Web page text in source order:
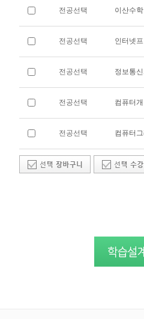
전공선택 이산수학
전공선택 인터넷
전공선택 정보통
전공선택 컴퓨터
전공선택 컴퓨터